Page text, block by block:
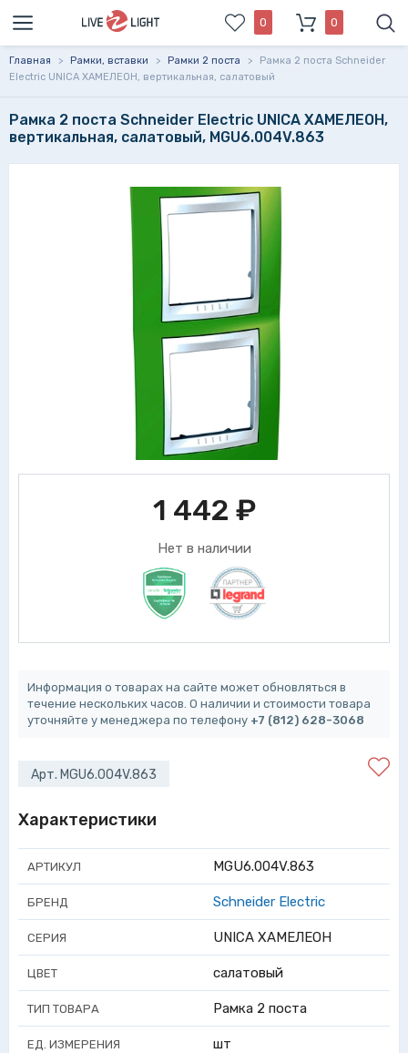
0 0
Главная > Рамки, вставки > Рамки 2 поста >
Рамка 2 поста Schneider
Electric UNICA ХАМЕЛЕОН, вертикальная, салатовый
Рамка 2 поста Schneider Electric UNICA ХАМЕЛЕОН,
вертикальная, салатовый, MGU6.004V.863
1 442 ₽
Нет в наличии
Информация о товарах на сайте может обновляться в
течение нескольких часов. О наличии и стоимости товара
уточняйте у менеджера по телефону +7 (812) 628-3068
Арт. MGU6.004V.863
Характеристики
АРТИКУЛ MGU6.004V.863
БРЕНД Schneider Electric
СЕРИЯ UNICA ХАМЕЛЕОН
ЦВЕТ салатовый
ТИП ТОВАРА Рамка 2 поста
ЕД. ИЗМЕРЕНИЯ шт